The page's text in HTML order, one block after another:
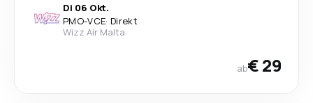
Di 06 Okt.
PMO-VCE· Direkt
Wizz Air Malta
ab€ 29